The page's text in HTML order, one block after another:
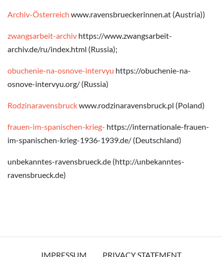
Archiv-Österreich www.ravensbrueckerinnen.at (Austria))
zwangsarbeit-archiv https://www.zwangsarbeit-
archiv.de/ru/index.html (Russia);
obuchenie-na-osnove-intervyu https://obuchenie-na-
osnove-intervyu.org/ (Russia)
Rodzinaravensbruckwww.rodzinaravensbruck.pl (Poland)
frauen-im-spanischen-krieg- https://internationale-frauen-
im-spanischen-krieg-1936-1939.de/ (Deutschland)
unbekanntes-ravensbrueck.de (http://unbekanntes-
ravensbrueck.de)
IMPRESSUM PRIVACY STATEMENT